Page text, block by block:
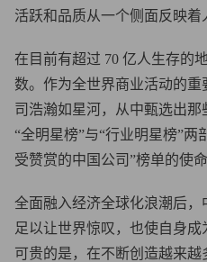
活跃和品质从一个侧面反映着
在目前有超过 70 亿人生存的
数。作为全世界商业活动的
司浩瀚如星河，从中甄选出
“全明星榜”与“行业明星榜”两
受赞赏的中国公司”榜单的使命
全面融入经济全球化浪潮后
足以让世界惊叹，也使自身
可贵的是，在不断创造越来越